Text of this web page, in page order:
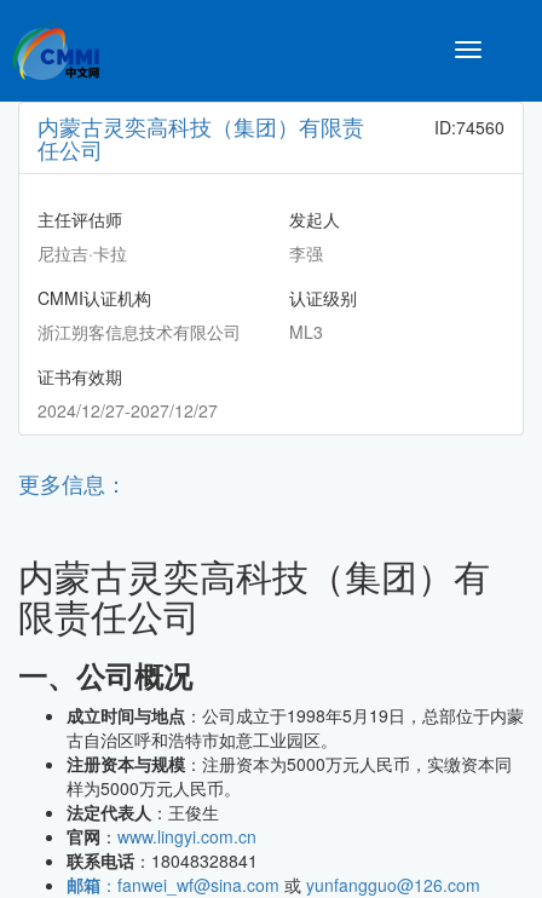
Toggle
内蒙古灵奕高科技（集团）有限责
任公司
ID:74560
主任评估师
尼拉吉·卡拉
发起人
李强
CMMI认证机构
浙江朔客信息技术有限公司
认证级别
ML3
证书有效期
2024/12/27-2027/12/27
更多信息：
内蒙古灵奕高科技（集团）有
限责任公司
一、公司概况
成立时间与地点 ：公司成立于1998年5月19日，总部位于内蒙
古自治区呼和浩特市如意工业园区。
注册资本与规模 ：注册资本为5000万元人民币，实缴资本同
样为5000万元人民币。
法定代表人 ：王俊生
官网 ： www.lingyi.com.cn
联系电话 ：18048328841
邮箱 ：fanwei_wf@sina.com 或 yunfangguo@126.com